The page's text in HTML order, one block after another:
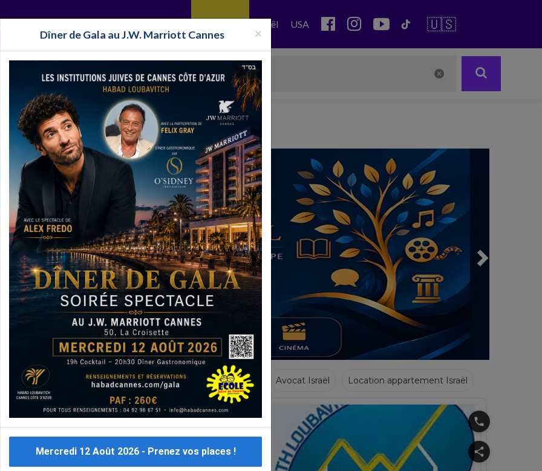
Israël USA 🇺🇸
Synagogue Paris Synagogue Paris 9ème
Israël L'application Immo Israël Achat Appartement Israel Crédit Israël
Resto autour de moi Ecoles Traiteurs Boucheries
phone
share
phone
share
×
Dîner de Gala au J.W. Marriott Cannes
Mercredi 12 Août 2026 - Prenez vos places !